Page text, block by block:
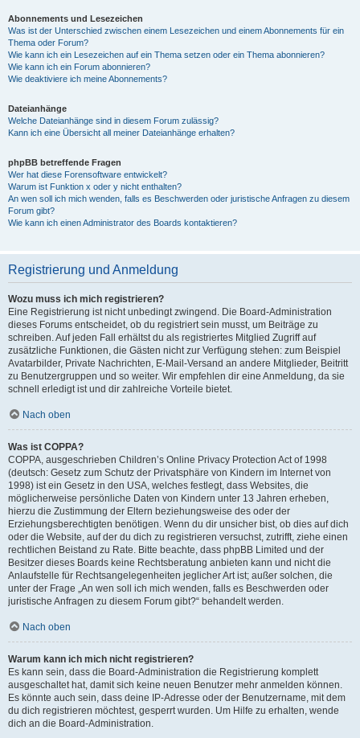
Abonnements und Lesezeichen
Was ist der Unterschied zwischen einem Lesezeichen und einem Abonnements für ein
Thema oder Forum?
Wie kann ich ein Lesezeichen auf ein Thema setzen oder ein Thema abonnieren?
Wie kann ich ein Forum abonnieren?
Wie deaktiviere ich meine Abonnements?
Dateianhänge
Welche Dateianhänge sind in diesem Forum zulässig?
Kann ich eine Übersicht all meiner Dateianhänge erhalten?
phpBB betreffende Fragen
Wer hat diese Forensoftware entwickelt?
Warum ist Funktion x oder y nicht enthalten?
An wen soll ich mich wenden, falls es Beschwerden oder juristische Anfragen zu diesem
Forum gibt?
Wie kann ich einen Administrator des Boards kontaktieren?
Registrierung und Anmeldung
Wozu muss ich mich registrieren?
Eine Registrierung ist nicht unbedingt zwingend. Die Board-Administration
dieses Forums entscheidet, ob du registriert sein musst, um Beiträge zu
schreiben. Auf jeden Fall erhältst du als registriertes Mitglied Zugriff auf
zusätzliche Funktionen, die Gästen nicht zur Verfügung stehen: zum Beispiel
Avatarbilder, Private Nachrichten, E-Mail-Versand an andere Mitglieder, Beitritt
zu Benutzergruppen und so weiter. Wir empfehlen dir eine Anmeldung, da sie
schnell erledigt ist und dir zahlreiche Vorteile bietet.
Nach oben
Was ist COPPA?
COPPA, ausgeschrieben Children’s Online Privacy Protection Act of 1998
(deutsch: Gesetz zum Schutz der Privatsphäre von Kindern im Internet von
1998) ist ein Gesetz in den USA, welches festlegt, dass Websites, die
möglicherweise persönliche Daten von Kindern unter 13 Jahren erheben,
hierzu die Zustimmung der Eltern beziehungsweise des oder der
Erziehungsberechtigten benötigen. Wenn du dir unsicher bist, ob dies auf dich
oder die Website, auf der du dich zu registrieren versuchst, zutrifft, ziehe einen
rechtlichen Beistand zu Rate. Bitte beachte, dass phpBB Limited und der
Besitzer dieses Boards keine Rechtsberatung anbieten kann und nicht die
Anlaufstelle für Rechtsangelegenheiten jeglicher Art ist; außer solchen, die
unter der Frage „An wen soll ich mich wenden, falls es Beschwerden oder
juristische Anfragen zu diesem Forum gibt?“ behandelt werden.
Nach oben
Warum kann ich mich nicht registrieren?
Es kann sein, dass die Board-Administration die Registrierung komplett
ausgeschaltet hat, damit sich keine neuen Benutzer mehr anmelden können.
Es könnte auch sein, dass deine IP-Adresse oder der Benutzername, mit dem
du dich registrieren möchtest, gesperrt wurden. Um Hilfe zu erhalten, wende
dich an die Board-Administration.